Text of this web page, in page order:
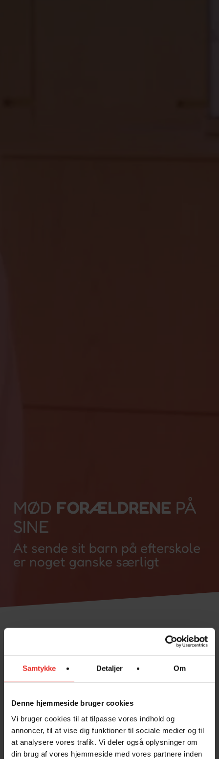
Samtykke Detaljer Om
Denne hjemmeside bruger cookies
Vi bruger cookies til at tilpasse vores indhold og
annoncer, til at vise dig funktioner til sociale medier og til
at analysere vores trafik. Vi deler også oplysninger om
din brug af vores hjemmeside med vores partnere inden
MØD FORÆLDRENE PÅ
SINE
At sende sit barn på efterskole
er noget ganske særligt
AT SENDE SINE BØRN PÅ
EFTERSKOLE ER NOGET GANSKE
Det er første gang, de unge for alvor skal prøve at
stå på egne ben uden mor og far. Samtidig er det
måske også første gang, at I som forældre oplever,
at jeres barn er væk hjemmefra i længere tid.